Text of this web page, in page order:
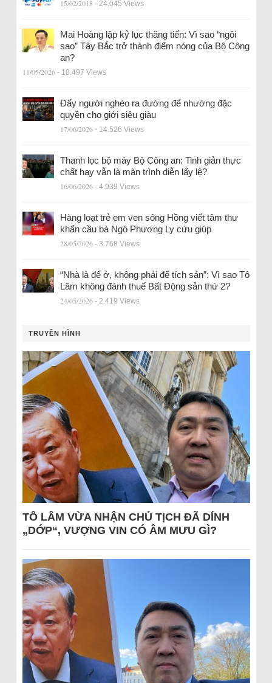
15/02/2018 - 24.045 Views
Mai Hoàng lập kỷ lục thăng tiến: Vì sao “ngôi
sao” Tây Bắc trở thành điểm nóng của Bộ Công
an?
11/05/2026 - 18.497 Views
Đẩy người nghèo ra đường để nhường đặc
quyền cho giới siêu giàu
17/06/2026 - 14.526 Views
Thanh lọc bộ máy Bộ Công an: Tinh giản thực
chất hay vẫn là màn trình diễn lấy lệ?
16/06/2026 - 4.939 Views
Hàng loạt trẻ em ven sông Hồng viết tâm thư
khẩn cầu bà Ngô Phương Ly cứu giúp
28/05/2026 - 3.768 Views
“Nhà là để ở, không phải để tích sản”: Vì sao Tô
Lâm không đánh thuế Bất Động sản thứ 2?
24/05/2026 - 2.419 Views
TRUYỀN HÌNH
TÔ LÂM VỪA NHẬN CHỦ TỊCH ĐÃ DÍNH
„DỚP“, VƯỢNG VIN CÓ ÂM MƯU GÌ?